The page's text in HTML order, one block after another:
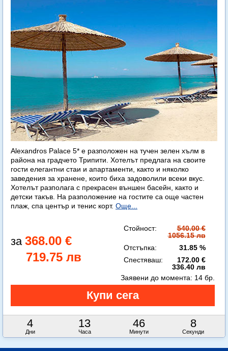
Alexandros Palace 5* e разположен на тучен зелен хълм в
района на градчето Трипити. Хотелът предлага на своите
гости елегантни стаи и апартаменти, както и няколко
заведения за хранене, които биха задоволили всеки вкус.
Хотелът разполага с прекрасен външен басейн, както и
детски такъв. На разположение на гостите са още частен
плаж, спа център и тенис корт. Още...
368.00 €
719.75 лв
Стойност:
540.00 €
1056.15 лв
Отстъпка:
31.85 %
Спестяваш:
172.00 €
336.40 лв
4
Дни
13
Часа
46
Минути
7
Секунди
Заявени до момента: 14 бр.